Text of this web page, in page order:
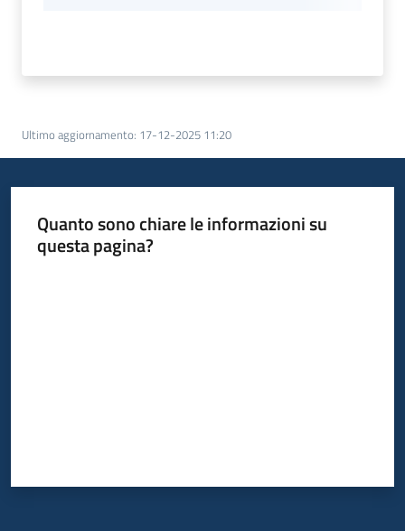
Ultimo aggiornamento: 17-12-2025 11:20
Quanto sono chiare le informazioni su
questa pagina?